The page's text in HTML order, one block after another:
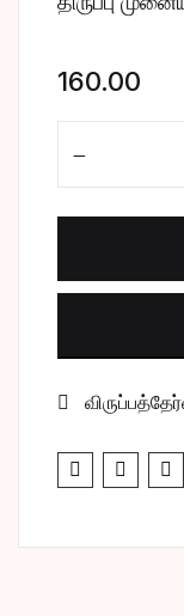
160.00